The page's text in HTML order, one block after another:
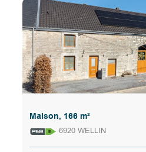
Maison, 166 m²
6920 WELLIN